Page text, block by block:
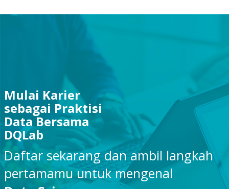
Mulai Karier
sebagai Praktisi
Data Bersama
DQLab
Daftar sekarang dan ambil langkah
pertamamu untuk mengenal